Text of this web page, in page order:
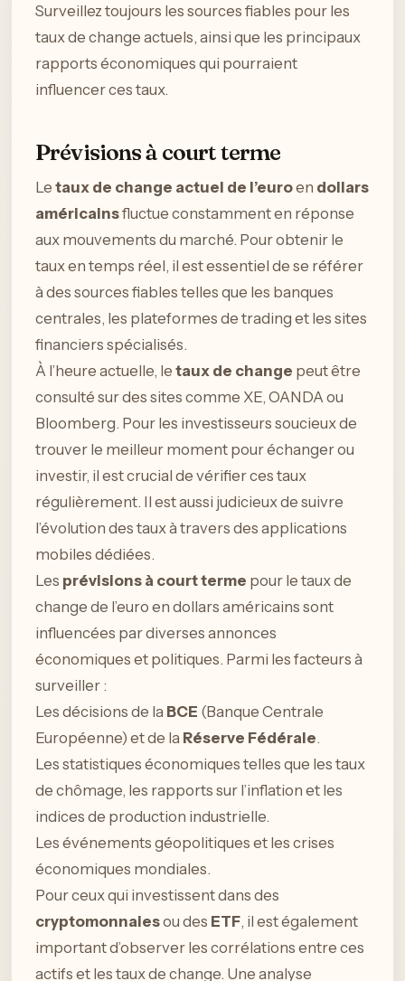
Surveillez toujours les sources fiables pour les
taux de change actuels, ainsi que les principaux
rapports économiques qui pourraient
influencer ces taux.
Prévisions à court terme
Le taux de change actuel de l’euroen dollars
américainsfluctue constamment en réponse
aux mouvements du marché. Pour obtenir le
taux en temps réel, il est essentiel de se référer
à des sources fiables telles que les banques
centrales, les plateformes de trading et les sites
financiers spécialisés.
À l’heure actuelle, le taux de change peut être
consulté sur des sites comme XE, OANDA ou
Bloomberg. Pour les investisseurs soucieux de
trouver le meilleur moment pour échanger ou
investir, il est crucial de vérifier ces taux
régulièrement. Il est aussi judicieux de suivre
l’évolution des taux à travers des applications
mobiles dédiées.
Les prévisions à court terme pour le taux de
change de l’euro en dollars américains sont
influencées par diverses annonces
économiques et politiques. Parmi les facteurs à
surveiller :
Les décisions de la BCE (Banque Centrale
Européenne) et de la Réserve Fédérale.
Les statistiques économiques telles que les taux
de chômage, les rapports sur l’inflation et les
indices de production industrielle.
Les événements géopolitiques et les crises
économiques mondiales.
Pour ceux qui investissent dans des
cryptomonnaiesou des ETF, il est également
important d’observer les corrélations entre ces
actifs et les taux de change. Une analyse